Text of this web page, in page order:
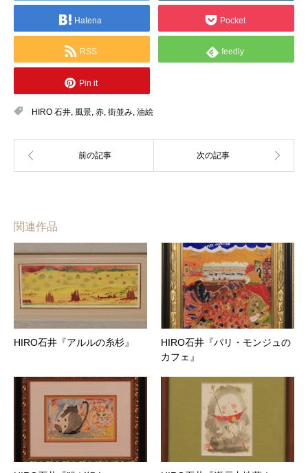
Hatena Pocket
RSS feedly
Pin it
HIRO 石井, 風景, 赤, 街並み, 油絵
関連作品
HIRO石井『アルルの糸杉』
HIRO石井『パリ・モンジュの
カフェ』